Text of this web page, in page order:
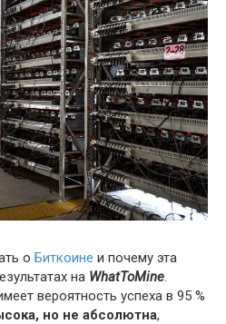
о Биткоине и почему эта
на WhatToMine.
вероятность успеха в 95 %
но не абсолютна,